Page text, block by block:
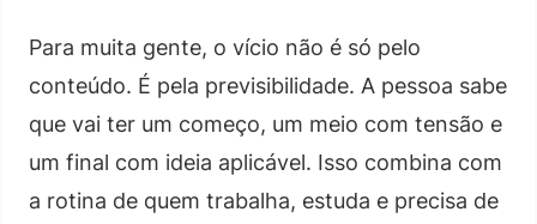
Para muita gente, o vício não é só pelo
conteúdo. É pela previsibilidade. A pessoa sabe
que vai ter um começo, um meio com tensão e
um final com ideia aplicável. Isso combina com
a rotina de quem trabalha, estuda e precisa de